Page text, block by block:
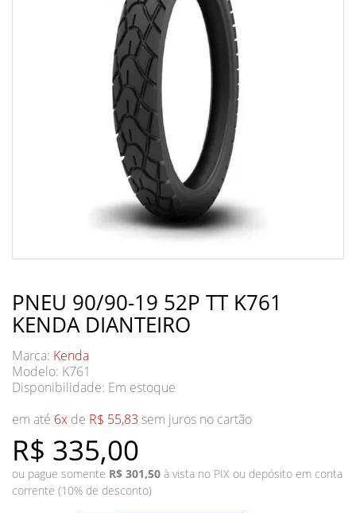
PNEU 90/90-19 52P TT K761
KENDA DIANTEIRO
Marca: Kenda
Modelo: K761
Disponibilidade: Em estoque
R$ 335,00
em até 6x de R$ 55,83 sem juros no cartão
ou pague somente R$ 301,50 à vista no PIX ou depósito em conta
corrente (10% de desconto)